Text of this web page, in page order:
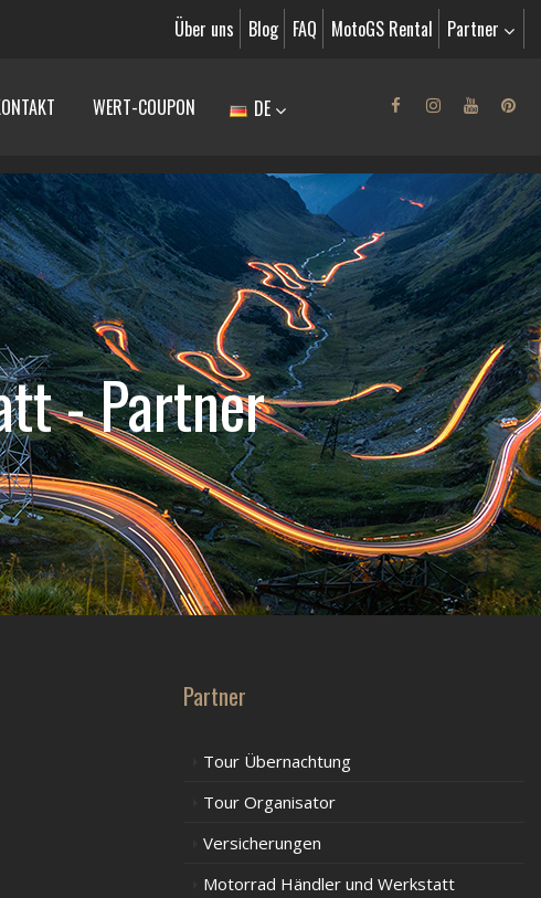
Über uns Blog FAQ MotoGS Rental Partner
WERT-COUPON DE
- Partner
Partner
Tour Übernachtung
Tour Organisator
Versicherungen
Motorrad Händler und Werkstatt